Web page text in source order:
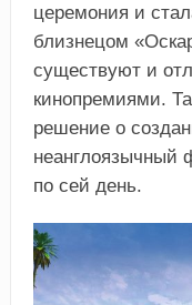
церемония и
близнецом
существуют и
кинопремиями.
решение о
неанглоязычный
по сей день.